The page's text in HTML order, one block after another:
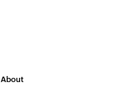
About